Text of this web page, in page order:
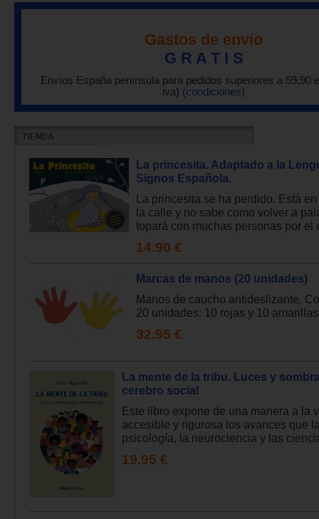
Gastos de envío
G R A T I S
Envíos España península para pedidos superiores a 59,90
iva) (condiciones)
La princesita. Adaptado a la
Signos Española.
La princesita se ha perdido. Está
la calle y no sabe como volver a
topará con muchas personas por el
14.90 €
Marcas de manos (20 unidades)
Manos de caucho antideslizante.
20 unidades: 10 rojas y 10
32.95 €
La mente de la tribu. Luces y
cerebro social
Este libro expone de una manera a la
accesible y rigurosa los avances que
psicología, la neurociencia y las
19.95 €